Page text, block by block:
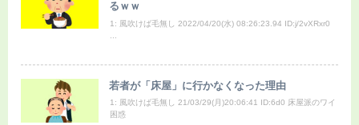
るｗｗ
1: 風吹けば毛無し 2022/04/20(水) 08:26:23.94 ID:j/2vXRxr0
若者が「床屋」に行かなくなった理由
1: 風吹けば毛無し 21/03/29(月)20:06:41 ID:6d0 床屋派のワイ
困惑